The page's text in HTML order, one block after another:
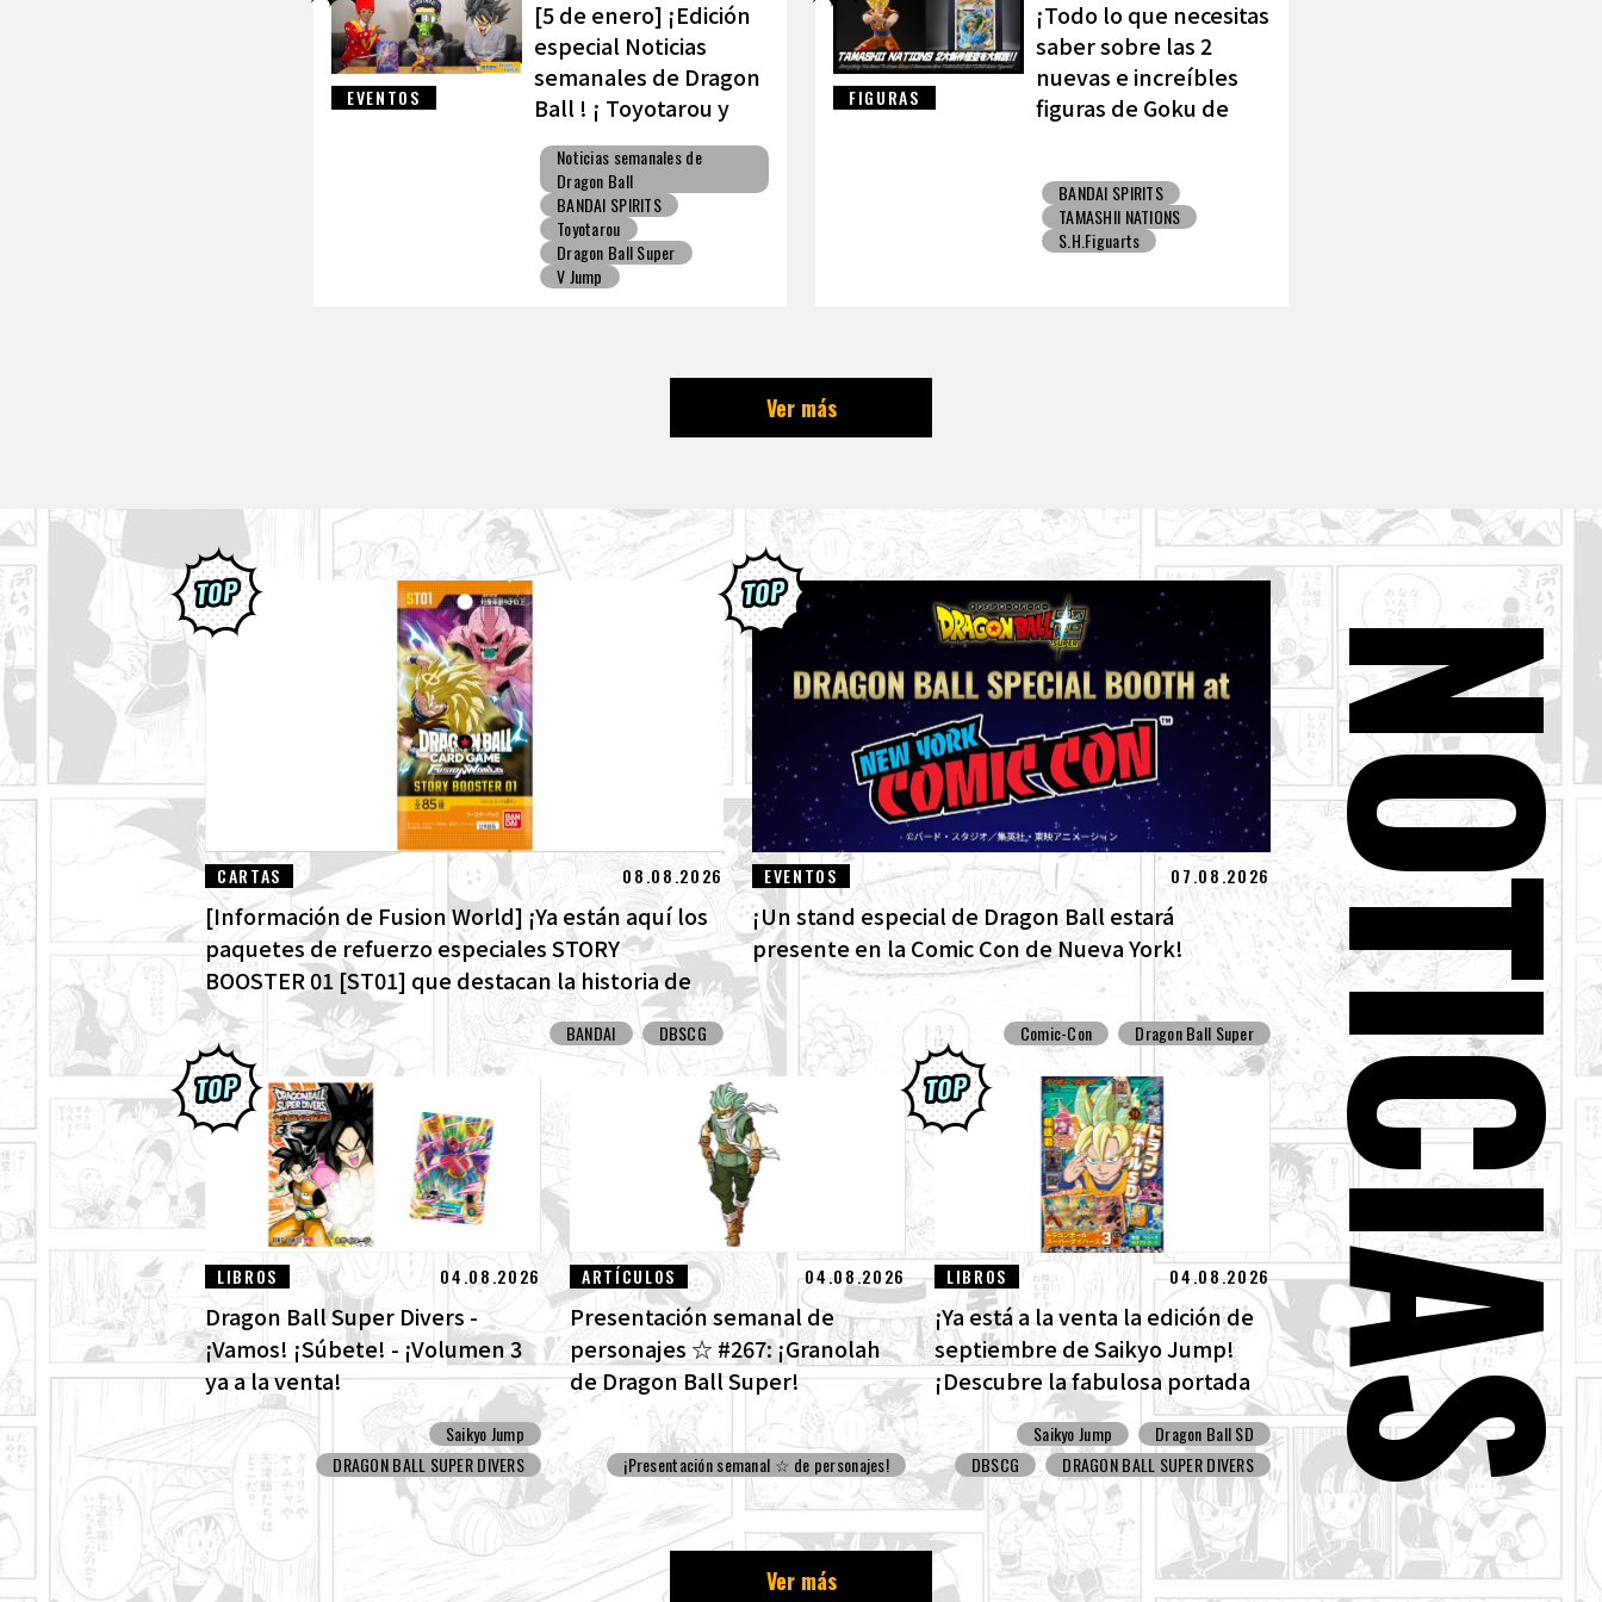
EVENTOS
[5 de enero] ¡Edición
especial Noticias
semanales de Dragon
Ball ! ¡ Toyotarou y
VAROQ hablan sobre
la figura definitiva de
Kamehameha padre-
hijo!
Noticias semanales de
Dragon Ball
BANDAI SPIRITS
Toyotarou
Dragon Ball Super
V Jump
FIGURAS
¡Todo lo que necesitas
saber sobre las 2
nuevas e increíbles
figuras de Goku de
BANDAI SPIRITS
TAMASHII NATIONS
S.H.Figuarts
Ver más
CARTAS 08.08.2026
[Información de Fusion World] ¡Ya están aquí los
paquetes de refuerzo especiales STORY
BOOSTER 01 [ST01] que destacan la historia de
Dragon Ball! ¡Aquí están todas las cartas con arte
alternativo!
BANDAI DBSCG
EVENTOS 07.08.2026
¡Un stand especial de Dragon Ball estará
presente en la Comic Con de Nueva York!
Comic-Con Dragon Ball Super
LIBROS 04.08.2026
Dragon Ball Super Divers -
¡Vamos! ¡Súbete! - ¡Volumen 3
ya a la venta!
Saikyo Jump
DRAGON BALL SUPER DIVERS
ARTÍCULOS 04.08.2026
Presentación semanal de
personajes ☆ #267: ¡Granolah
de Dragon Ball Super!
¡Presentación semanal ☆ de personajes!
LIBROS 04.08.2026
¡Ya está a la venta la edición de
septiembre de Saikyo Jump!
¡Descubre la fabulosa portada
de Dragon Ball SD y todos los
divertidos extras!
Saikyo Jump
Dragon Ball SD
DBSCG
DRAGON BALL SUPER DIVERS
Ver más